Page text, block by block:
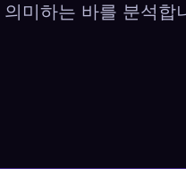
미하는 바를 분석합